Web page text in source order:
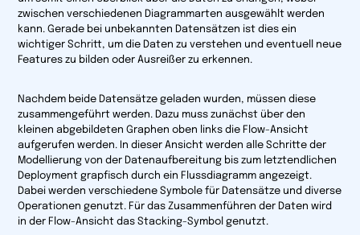
zwischen verschiedenen Diagrammarten ausgewählt werden
kann. Gerade bei unbekannten Datensätzen ist dies ein
wichtiger Schritt, um die Daten zu verstehen und eventuell neue
Features zu bilden oder Ausreißer zu erkennen.
Nachdem beide Datensätze geladen wurden, müssen diese
zusammengeführt werden. Dazu muss zunächst über den
kleinen abgebildeten Graphen oben links die Flow-Ansicht
aufgerufen werden. In dieser Ansicht werden alle Schritte der
Modellierung von der Datenaufbereitung bis zum letztendlichen
Deployment grapfisch durch ein Flussdiagramm angezeigt.
Dabei werden verschiedene Symbole für Datensätze und diverse
Operationen genutzt. Für das Zusammenführen der Daten wird
in der Flow-Ansicht das Stacking-Symbol genutzt.